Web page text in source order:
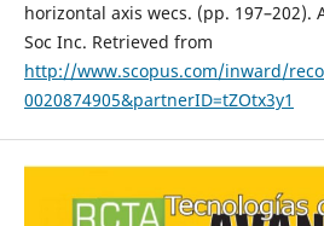
horizontal axis wecs. (pp. 197–202).
Soc Inc. Retrieved from
http://www.scopus.com/inward/
0020874905&partnerID=tZOtx3y1